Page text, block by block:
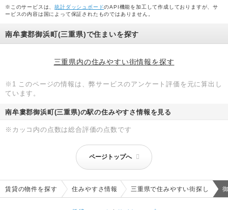
※このサービスは、統計ダッシュボードのAPI機能を加工して作成しておりますが、サ
ービスの内容は国によって保証されたものではありません。
南牟婁郡御浜町(三重県)で住まいを探す
三重県内の住みやすい街情報を探す
※1 このページの情報は、弊サービスのアンケート評価を元に算出し
ています。
南牟婁郡御浜町(三重県)の駅の住みやすさ情報を見る
※カッコ内の点数は総合評価の点数です
ページトップへ
賃貸の物件を探す 住みやすさ情報 三重県で住みやすい街探し